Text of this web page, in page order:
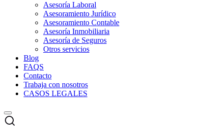
Asesoría Laboral
Asesoramiento Jurídico
Asesoramiento Contable
Asesoría Inmobiliaria
Asesoría de Seguros
Otros servicios
Blog
FAQS
Contacto
Trabaja con nosotros
CASOS LEGALES